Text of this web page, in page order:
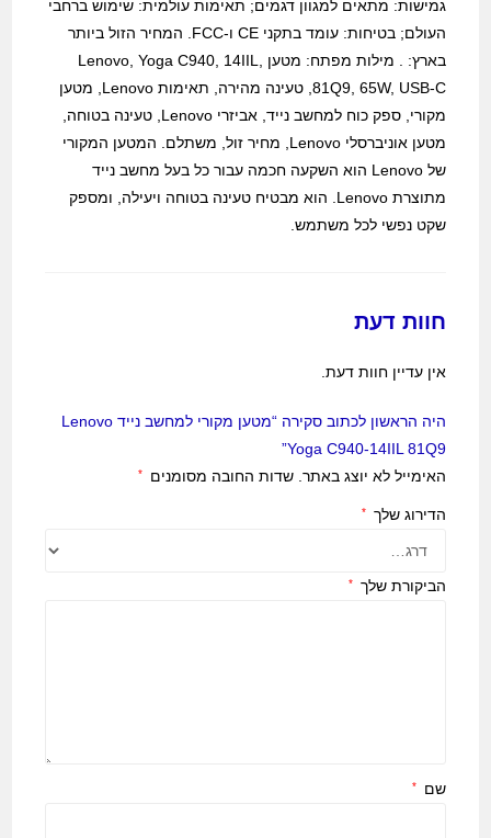
גמישות: מתאים למגוון דגמים; תאימות עולמית: שימוש ברחבי
העולם; בטיחות: עומד בתקני CE ו-FCC. המחיר הזול ביותר
בארץ: . מילות מפתח: מטען Lenovo, Yoga C940, 14IIL,
81Q9, 65W, USB-C, טעינה מהירה, תאימות Lenovo, מטען
מקורי, ספק כוח למחשב נייד, אביזרי Lenovo, טעינה בטוחה,
מטען אוניברסלי Lenovo, מחיר זול, משתלם. המטען המקורי
של Lenovo הוא השקעה חכמה עבור כל בעל מחשב נייד
מתוצרת Lenovo. הוא מבטיח טעינה בטוחה ויעילה, ומספק
שקט נפשי לכל משתמש.
חוות דעת
אין עדיין חוות דעת.
היה הראשון לכתוב סקירה “מטען מקורי למחשב נייד Lenovo
Yoga C940-14IIL 81Q9”
האימייל לא יוצג באתר. שדות החובה מסומנים *
הדירוג שלך *
הביקורת שלך *
שם *